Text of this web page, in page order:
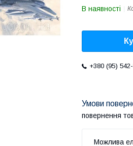
В наявності
+380 (95)
повернення